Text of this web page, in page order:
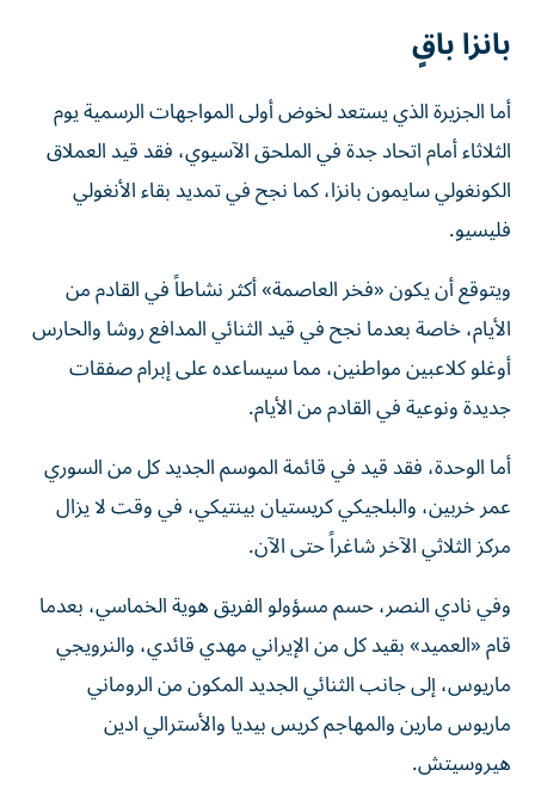
بانزا باقٍ
أما الجزيرة الذي يستعد لخوض أولى المواجهات الرسمية يوم
الثلاثاء أمام اتحاد جدة في الملحق الآسيوي، فقد قيد العملاق
الكونغولي سايمون بانزا، كما نجح في تمديد بقاء الأنغولي
فليسيو.
ويتوقع أن يكون «فخر العاصمة» أكثر نشاطاً في القادم من
الأيام، خاصة بعدما نجح في قيد الثنائي المدافع روشا والحارس
أوغلو كلاعبين مواطنين، مما سيساعده على إبرام صفقات
جديدة ونوعية في القادم من الأيام.
أما الوحدة، فقد قيد في قائمة الموسم الجديد كل من السوري
عمر خربين، والبلجيكي كريستيان بينتيكي، في وقت لا يزال
مركز الثلاثي الآخر شاغراً حتى الآن.
وفي نادي النصر، حسم مسؤولو الفريق هوية الخماسي، بعدما
قام «العميد» بقيد كل من الإيراني مهدي قائدي، والنرويجي
ماريوس، إلى جانب الثنائي الجديد المكون من الروماني
ماريوس مارين والمهاجم كريس بيديا والأسترالي ادين
هيروسيتش.